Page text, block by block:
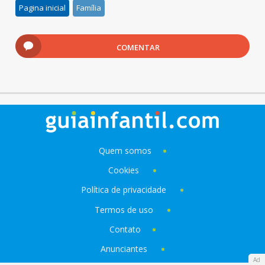
Pagina inicial Família
COMENTAR
Ad
Quem somos
Cookies
Política de privacidade
Termos de uso
Contato
Anunciantes